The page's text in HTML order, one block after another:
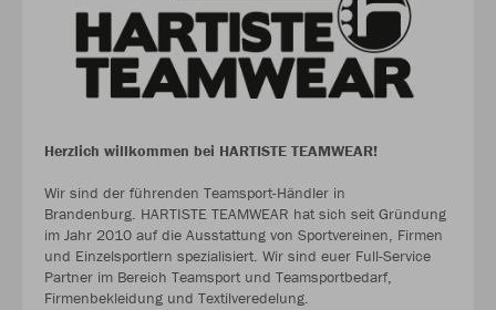
Herzlich willkommen bei HARTISTE TEAMWEAR!
Wir sind der führenden Teamsport-Händler in
Brandenburg. HARTISTE TEAMWEAR hat sich seit Gründung
im Jahr 2010 auf die Ausstattung von Sportvereinen, Firmen
und Einzelsportlern spezialisiert. Wir sind euer Full-Service
Partner im Bereich Teamsport und Teamsportbedarf,
Firmenbekleidung und Textilveredelung.